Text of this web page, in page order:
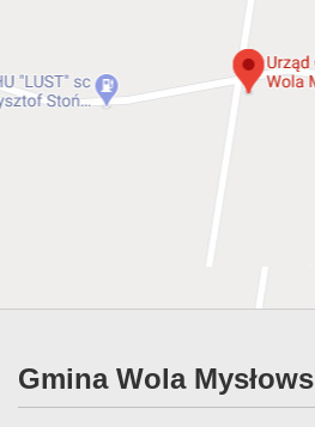
Gmina Wola